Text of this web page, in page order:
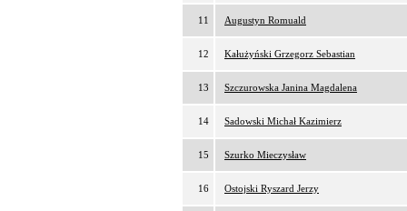
11 Augustyn Romuald
12 Kałużyński Grzegorz Sebastian
13 Szczurowska Janina Magdalena
14 Sadowski Michał Kazimierz
15 Szurko Mieczysław
16 Ostojski Ryszard Jerzy